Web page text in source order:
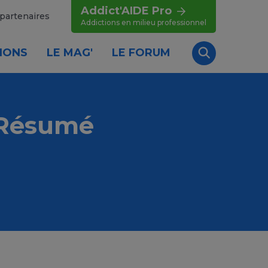
Addict'AIDE Pro
Addictions en milieu professionnel
LE MAG' LE FORUM
Recherche